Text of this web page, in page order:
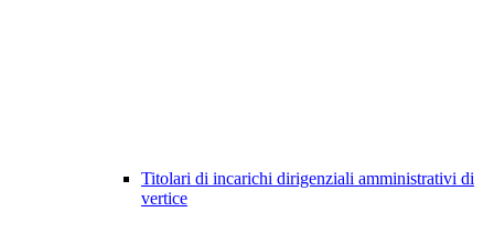
Titolari di incarichi dirigenziali amministrativi di
vertice